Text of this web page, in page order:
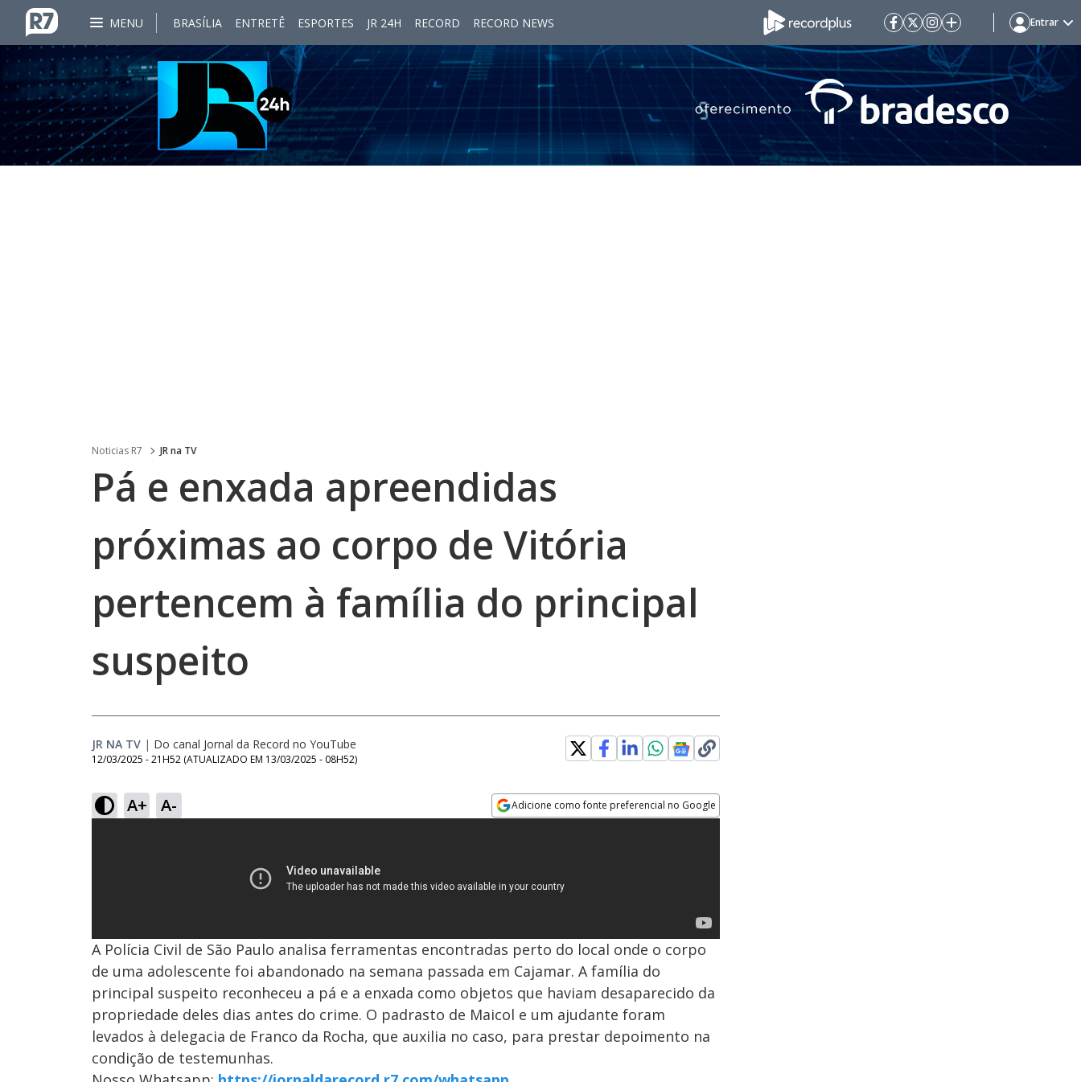
MENU BRASÍLIA ENTRETÊ ESPORTES JR 24H RECORD RECORD NEWS Entrar
Noticias R7 JR na TV
Pá e enxada apreendidas
próximas ao corpo de Vitória
pertencem à família do principal
suspeito
JR NA TV | Do canal Jornal da Record no YouTube
12/03/2025 - 21H52 (ATUALIZADO EM 13/03/2025 - 08H52)
A+ A- Adicione como fonte preferencial no Google
A Polícia Civil de São Paulo analisa ferramentas encontradas perto do local onde o corpo
de uma adolescente foi abandonado na semana passada em Cajamar. A família do
principal suspeito reconheceu a pá e a enxada como objetos que haviam desaparecido da
propriedade deles dias antes do crime. O padrasto de Maicol e um ajudante foram
levados à delegacia de Franco da Rocha, que auxilia no caso, para prestar depoimento na
condição de testemunhas.